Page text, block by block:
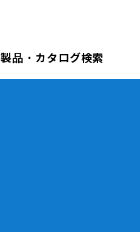
製品・カタログ検索